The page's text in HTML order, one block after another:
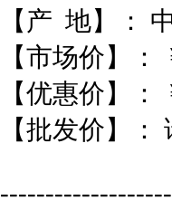
【产 地】：
【市场价】：
【优惠价】：
【批发价】